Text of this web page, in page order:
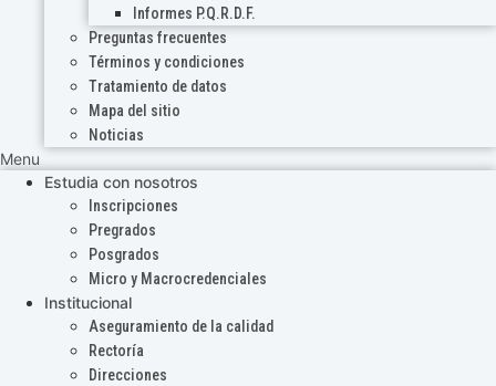
Informes P.Q.R.D.F.
Preguntas frecuentes
Términos y condiciones
Tratamiento de datos
Mapa del sitio
Noticias
Menu
Estudia con nosotros
Inscripciones
Pregrados
Posgrados
Micro y Macrocredenciales
Institucional
Aseguramiento de la calidad
Rectoría
Direcciones